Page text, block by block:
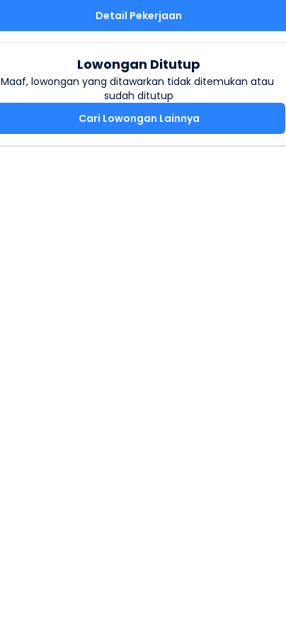
Detail Pekerjaan
Lowongan Ditutup
Maaf, lowongan yang ditawarkan tidak ditemukan atau
sudah ditutup
Cari Lowongan Lainnya